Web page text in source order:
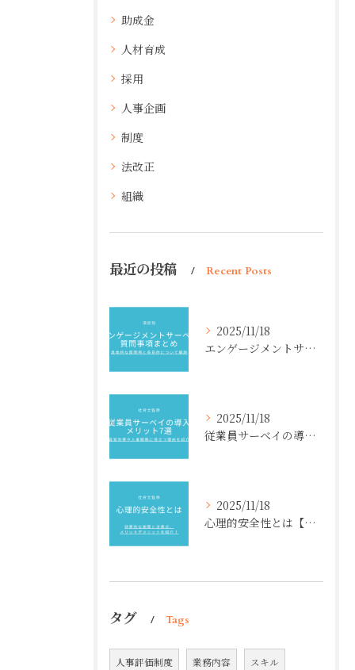
助成金
人材育成
採用
人事企画
制度
法改正
組織
最近の投稿 Recent Posts
2025/11/18
エンゲージメントサーベイ質問事項まとめ【項目別】具体的な質問例と各目的について解説
2025/11/18
従業員サーベイの導入メリット7選【社労士監修】経営効果や人事戦略に役立つ理由を紹介
2025/11/18
心理的安全性とは【社労士監修】効果的な施策と注意点、メリットデメリットを紹介！
タグ Tags
人事評価制度 業務内容 スキル